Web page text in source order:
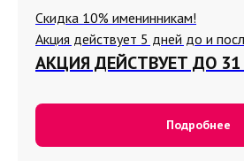
Скидка 10% именинникам!
Акция действует 5 дней до и
АКЦИЯ ДЕЙСТВУЕТ ДО 31
Подробнее